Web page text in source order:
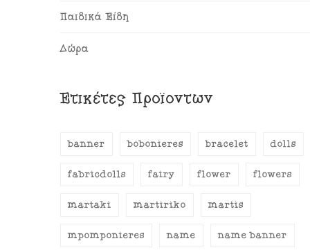
Παιδικά Είδη
Δώρα
Ετικέτες Προϊόντων
banner bobonieres bracelet dolls
fabricdolls fairy flower flowers
martaki martiriko martis
mpomponieres name name banner